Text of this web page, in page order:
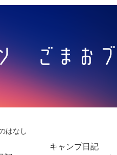
はなし
キャンプ日記